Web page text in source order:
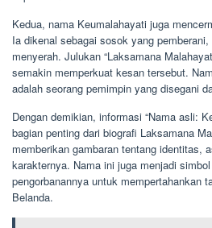
Kedua, nama Keumalahayati juga
Ia dikenal sebagai sosok yang
menyerah. Julukan “Laksamana
semakin memperkuat kesan tersebut.
adalah seorang pemimpin yang disegani
Dengan demikian, informasi “Nama asli:
bagian penting dari biografi Laksamana
memberikan gambaran tentang identitas,
karakternya. Nama ini juga menjadi
pengorbanannya untuk mempertahankan
Belanda.